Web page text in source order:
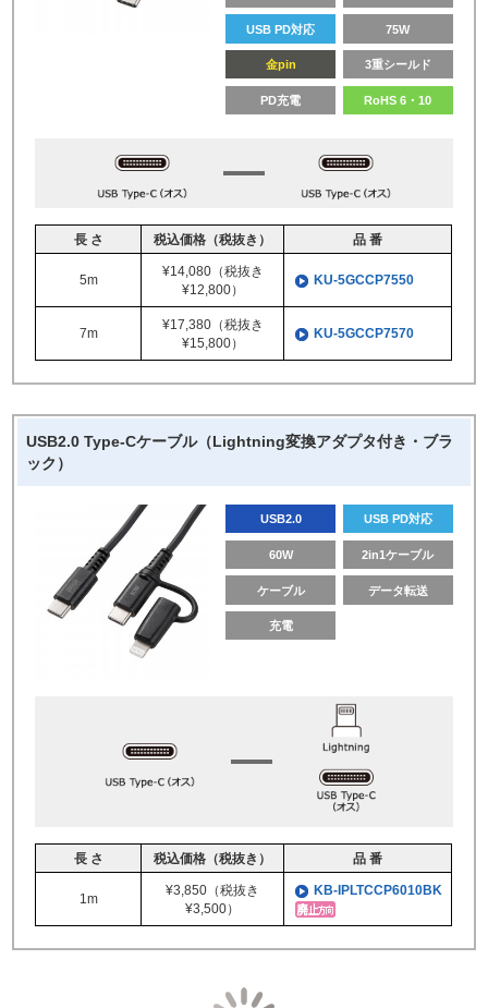
USB PD対応 75W
金pin 3重シールド
PD充電 RoHS 6・10
長 さ 税込価格（税抜き） 品 番
5m
¥14,080（税抜き
¥12,800）
KU-5GCCP7550
7m
¥17,380（税抜き
¥15,800）
KU-5GCCP7570
USB2.0 Type-Cケーブル（Lightning変換アダプタ付き・ブラ
ック）
USB2.0 USB PD対応
60W 2in1ケーブル
ケーブル データ転送
充電
長 さ 税込価格（税抜き） 品 番
1m
¥3,850（税抜き
¥3,500）
KB-IPLTCCP6010BK